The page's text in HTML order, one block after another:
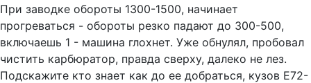
При заводке обороты 1300-1500, начинает
прогреваться - обороты резко падают до 300-500,
включаешь 1 - машина глохнет. Уже обнулял, пробовал
чистить карбюратор, правда сверху, далеко не лез.
Подскажите кто знает как до ее добраться, кузов Е72-